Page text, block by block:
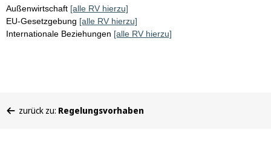
Außenwirtschaft [alle RV hierzu]
EU-Gesetzgebung [alle RV hierzu]
Internationale Beziehungen [alle RV hierzu]
befinden
zurück zu: Regelungsvorhaben